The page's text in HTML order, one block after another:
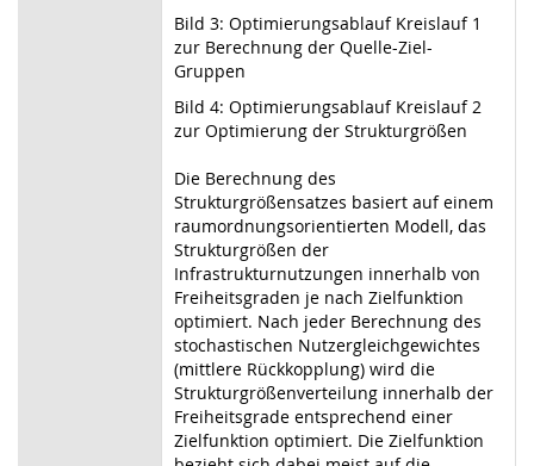
Bild 3: Optimierungsablauf Kreislauf 1
zur Berechnung der Quelle-Ziel-
Gruppen
Bild 4: Optimierungsablauf Kreislauf 2
zur Optimierung der Strukturgrößen
Die Berechnung des
Strukturgrößensatzes basiert auf einem
raumordnungsorientierten Modell, das
Strukturgrößen der
Infrastrukturnutzungen innerhalb von
Freiheitsgraden je nach Zielfunktion
optimiert. Nach jeder Berechnung des
stochastischen Nutzergleichgewichtes
(mittlere Rückkopplung) wird die
Strukturgrößenverteilung innerhalb der
Freiheitsgrade entsprechend einer
Zielfunktion optimiert. Die Zielfunktion